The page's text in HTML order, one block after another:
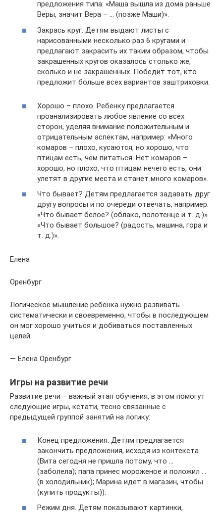
предложения типа: «Маша вышла из дома раньше
Веры, значит Вера – … (позже Маши)».
Закрась круг. Детям выдают листы с
нарисованными несколько раз 6 кругами и
предлагают закрасить их таким образом, чтобы
закрашенных кругов оказалось столько же,
сколько и не закрашенных. Победит тот, кто
предложит больше всех вариантов заштриховки.
Хорошо – плохо. Ребенку предлагается
проанализировать любое явление со всех
сторон, уделяя внимание положительным и
отрицательным аспектам, например: «Много
комаров – плохо, кусаются, но хорошо, что
птицам есть, чем питаться. Нет комаров –
хорошо, но плохо, что птицам нечего есть, они
улетят в другие места и станет много комаров».
Что бывает? Детям предлагается задавать друг
другу вопросы и по очереди отвечать, например:
«Что бывает белое? (облако, полотенце и т. д.)»
«Что бывает большое? (радость, машина, гора и
т. д.)».
Елена
Оренбург
Логическое мышление ребенка нужно развивать
систематически и своевременно, чтобы в последующем
он мог хорошо учиться и добиваться поставленных
целей.
— Елена Оренбург
Игры на развитие речи
Развитие речи – важный этап обучения, в этом помогут
следующие игры, кстати, тесно связанные с
предыдущей группой занятий на логику:
Конец предложения. Детям предлагается
закончить предложения, исходя из контекста
(Вита сегодня не пришла потому, что …
(заболела); папа принес мороженое и положил …
(в холодильник); Марина идет в магазин, чтобы …
(купить продукты)).
Режим дня. Детям показывают картинки,